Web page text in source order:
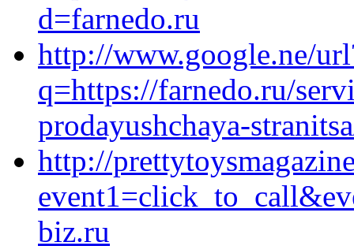
d=farnedo.ru
http://www.google.ne/
q=https://farnedo.ru/
prodayushchaya-
http://
biz.ru